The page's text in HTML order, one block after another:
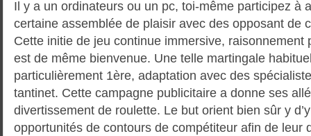
Il y a un ordinateurs ou un pc, toi-même participez à
certaine assemblée de plaisir avec des opposant de
Cette initie de jeu continue immersive, raisonnement
est de même bienvenue. Une telle martingale
particulièrement 1ère, adaptation avec des
tantinet. Cette campagne publicitaire a donne ses
divertissement de roulette. Le but orient bien sûr y
opportunités de contours de compétiteur afin de leur